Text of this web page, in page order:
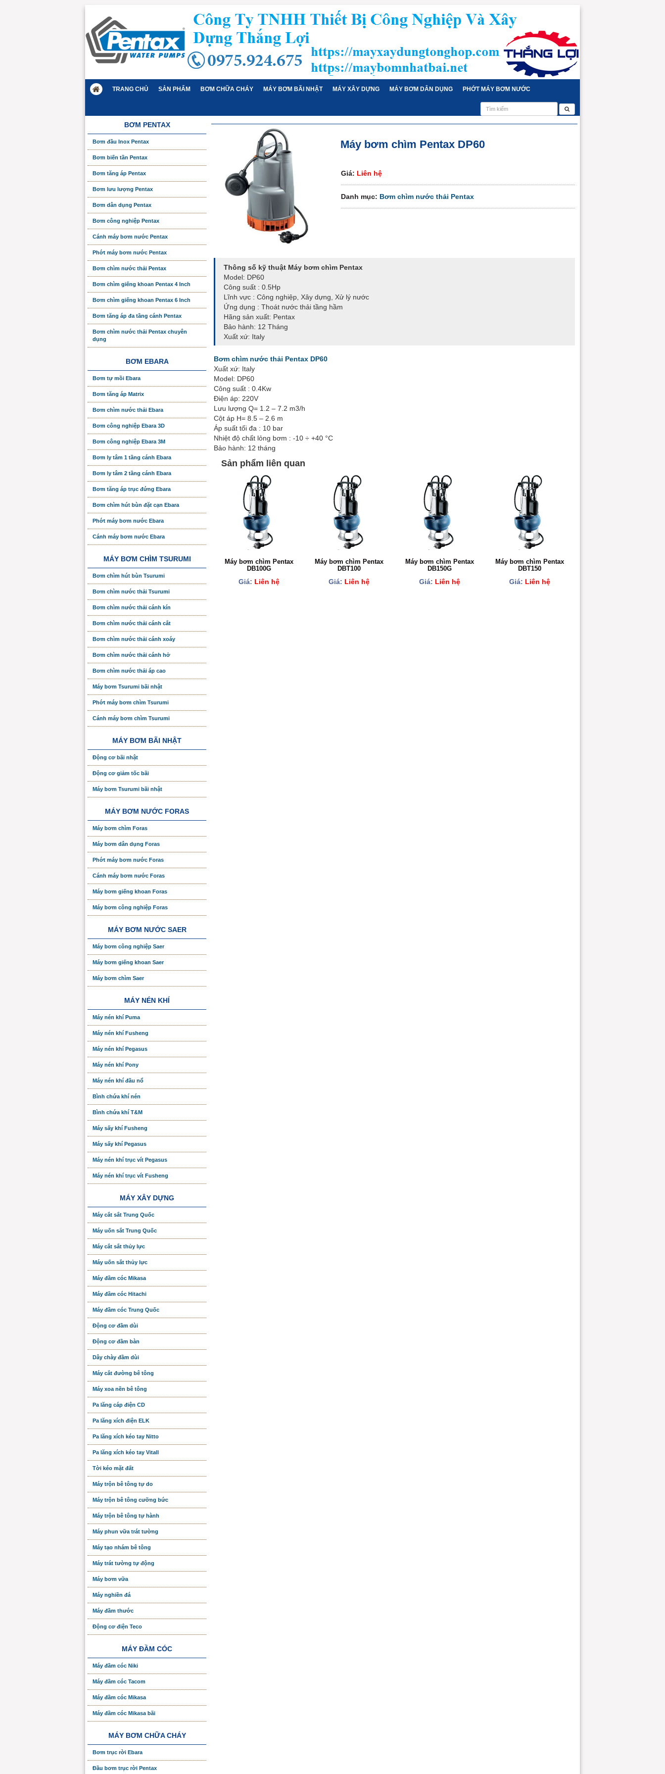
TRANG CHỦ SẢN PHẨM BƠM CHỮA CHÁY MÁY BƠM BÃI NHẬT MÁY XÂY DỰNG MÁY BƠM DÂN DỤNG PHỚT MÁY BƠM NƯỚC
Máy bơm chìm Pentax DP60
Giá: Liên hệ
Danh mục: Bơm chìm nước thải Pentax
Thông số kỹ thuật Máy bơm chìm Pentax
Model: DP60
Công suất : 0.5Hp
Lĩnh vực : Công nghiệp, Xây dựng, Xử lý nước
Ứng dụng : Thoát nước thải tầng hầm
Hãng sản xuất: Pentax
Bảo hành: 12 Tháng
Xuất xứ: Italy
Bơm chìm nước thải Pentax DP60
Xuất xứ: Italy
Model: DP60
Công suất : 0.4Kw
Điện áp: 220V
Lưu lượng Q= 1.2 – 7.2 m3/h
Cột áp H= 8.5 – 2.6 m
Áp suất tối đa : 10 bar
Nhiệt độ chất lỏng bơm : -10 ÷ +40 °C
Bảo hành: 12 tháng
Sản phẩm liên quan
Máy bơm chìm Pentax
DB100G
Giá: Liên hệ
Máy bơm chìm Pentax
DBT100
Giá: Liên hệ
Máy bơm chìm Pentax
DB150G
Giá: Liên hệ
Máy bơm chìm Pentax
DBT150
Giá: Liên hệ
BƠM PENTAX
Bơm đầu Inox Pentax
Bơm biến tần Pentax
Bơm tăng áp Pentax
Bơm lưu lượng Pentax
Bơm dân dụng Pentax
Bơm công nghiệp Pentax
Cánh máy bơm nước Pentax
Phớt máy bơm nước Pentax
Bơm chìm nước thải Pentax
Bơm chìm giếng khoan Pentax 4 Inch
Bơm chìm giếng khoan Pentax 6 Inch
Bơm tăng áp đa tầng cánh Pentax
Bơm chìm nước thải Pentax chuyên
dụng
BƠM EBARA
Bơm tự mồi Ebara
Bơm tăng áp Matrix
Bơm chìm nước thải Ebara
Bơm công nghiệp Ebara 3D
Bơm công nghiệp Ebara 3M
Bơm ly tâm 1 tầng cánh Ebara
Bơm ly tâm 2 tầng cánh Ebara
Bơm tăng áp trục đứng Ebara
Bơm chìm hút bùn đặt cạn Ebara
Phớt máy bơm nước Ebara
Cánh máy bơm nước Ebara
MÁY BƠM CHÌM TSURUMI
Bơm chìm hút bùn Tsurumi
Bơm chìm nước thải Tsurumi
Bơm chìm nước thải cánh kín
Bơm chìm nước thải cánh cắt
Bơm chìm nước thải cánh xoáy
Bơm chìm nước thải cánh hở
Bơm chìm nước thải áp cao
Máy bơm Tsurumi bãi nhật
Phớt máy bơm chìm Tsurumi
Cánh máy bơm chìm Tsurumi
MÁY BƠM BÃI NHẬT
Động cơ bãi nhật
Động cơ giảm tốc bãi
Máy bơm Tsurumi bãi nhật
MÁY BƠM NƯỚC FORAS
Máy bơm chìm Foras
Máy bơm dân dụng Foras
Phớt máy bơm nước Foras
Cánh máy bơm nước Foras
Máy bơm giếng khoan Foras
Máy bơm công nghiệp Foras
MÁY BƠM NƯỚC SAER
Máy bơm công nghiệp Saer
Máy bơm giếng khoan Saer
Máy bơm chìm Saer
MÁY NÉN KHÍ
Máy nén khí Puma
Máy nén khí Fusheng
Máy nén khí Pegasus
Máy nén khí Pony
Máy nén khí đầu nổ
Bình chứa khí nén
Bình chứa khí T&M
Máy sấy khí Fusheng
Máy sấy khí Pegasus
Máy nén khí trục vít Pegasus
Máy nén khí trục vít Fusheng
MÁY XÂY DỰNG
Máy cắt sắt Trung Quốc
Máy uốn sắt Trung Quốc
Máy cắt sắt thủy lực
Máy uốn sắt thủy lực
Máy đầm cóc Mikasa
Máy đầm cóc Hitachi
Máy đầm cóc Trung Quốc
Động cơ đầm dùi
Động cơ đầm bàn
Dây chày đầm dùi
Máy cắt đường bê tông
Máy xoa nền bê tông
Pa lăng cáp điện CD
Pa lăng xích điện ELK
Pa lăng xích kéo tay Nitto
Pa lăng xích kéo tay Vitall
Tời kéo mặt đất
Máy trộn bê tông tự do
Máy trộn bê tông cưỡng bức
Máy trộn bê tông tự hành
Máy phun vữa trát tường
Máy tạo nhám bê tông
Máy trát tường tự động
Máy bơm vữa
Máy nghiền đá
Máy đầm thước
Động cơ điện Teco
MÁY ĐẦM CÓC
Máy đầm cóc Niki
Máy đầm cóc Tacom
Máy đầm cóc Mikasa
Máy đầm cóc Mikasa bãi
MÁY BƠM CHỮA CHÁY
Bơm trục rời Ebara
Đầu bơm trục rời Pentax